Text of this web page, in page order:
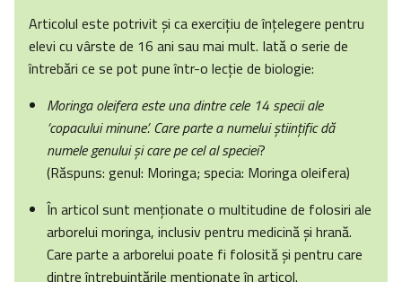
Articolul este potrivit şi ca exerciţiu de înţelegere pentru
elevi cu vârste de 16 ani sau mai mult. Iată o serie de
întrebări ce se pot pune într-o lecţie de biologie:
Moringa oleifera este una dintre cele 14 specii ale
‘copacului minune’. Care parte a numelui ştiinţific dă
numele genului şi care pe cel al speciei?
(Răspuns: genul: Moringa; specia: Moringa oleifera)
În articol sunt menţionate o multitudine de folosiri ale
arborelui moringa, inclusiv pentru medicină şi hrană.
Care parte a arborelui poate fi folosită şi pentru care
dintre întrebuinţările menţionate în articol.